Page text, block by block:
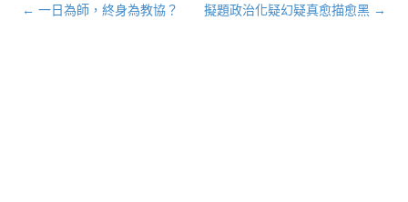
文章導航列
← 一日為師，終身為教協？ 擬題政治化疑幻疑真愈描愈黑 →